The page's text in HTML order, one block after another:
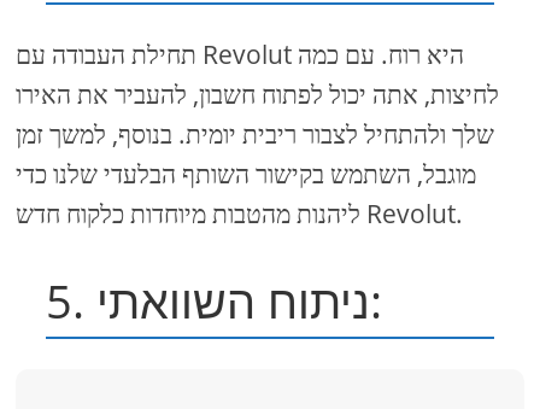
תחילת העבודה עם Revolut היא רוח. עם כמה
לחיצות, אתה יכול לפתוח חשבון, להעביר את האירו
שלך ולהתחיל לצבור ריבית יומית. בנוסף, למשך זמן
מוגבל, השתמש בקישור השותף הבלעדי שלנו כדי
ליהנות מהטבות מיוחדות כלקוח חדש Revolut.
5. ניתוח השוואתי: